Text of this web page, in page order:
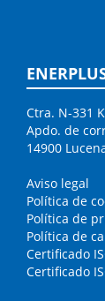
Ctra. N-331
Apdo. de
14900
Aviso legal
Política de
Política de
Política de
Certificado
Certificado